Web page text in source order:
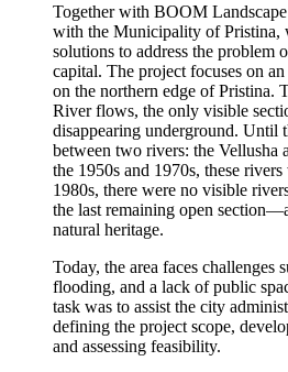
Together with BOOM
with the Municipality of Pristina,
solutions to address the problem
capital. The project focuses on
on the northern edge of Pristina.
River flows, the only visible
disappearing underground. Until
between two rivers: the Vellusha
the 1950s and 1970s, these
1980s, there were no visible
the last remaining open
natural heritage.
Today, the area faces challenges
flooding, and a lack of public
task was to assist the city
defining the project scope,
and assessing feasibility.